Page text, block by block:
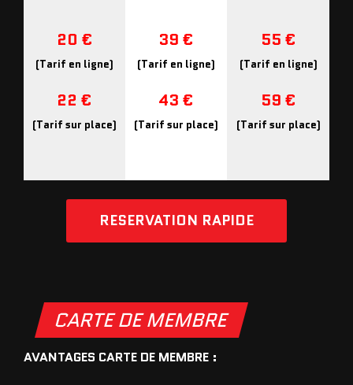
20 €
(Tarif en ligne)
22 €
(Tarif sur place)
39 €
(Tarif en ligne)
43 €
(Tarif sur place)
55 €
(Tarif en ligne)
59 €
(Tarif sur place)
RESERVATION RAPIDE
CARTE DE MEMBRE
AVANTAGES CARTE DE MEMBRE :